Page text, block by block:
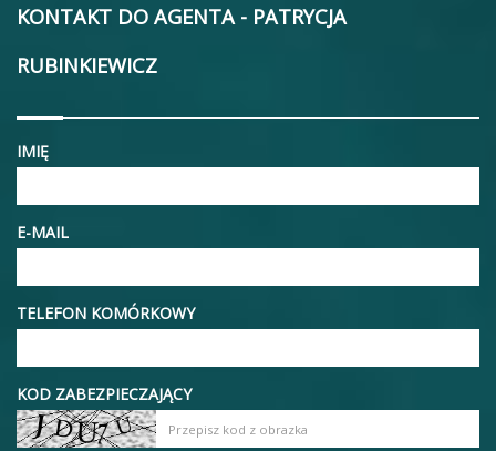
KONTAKT DO AGENTA - PATRYCJA
RUBINKIEWICZ
IMIĘ
E-MAIL
TELEFON KOMÓRKOWY
KOD ZABEZPIECZAJĄCY